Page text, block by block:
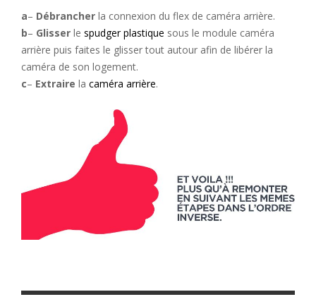
a– Débrancher la connexion du flex de caméra arrière.
b– Glisser le spudger plastique sous le module caméra
arrière puis faites le glisser tout autour afin de libérer la
caméra de son logement.
c– Extraire la caméra arrière.